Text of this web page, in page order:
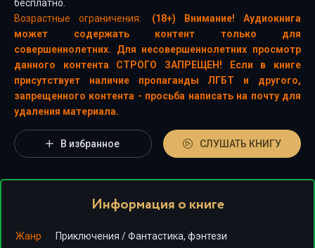
бесплатно.
Возрастные ограничения:
(18+) Внимание! Аудиокнига
может содержать контент только для
совершеннолетних. Для несовершеннолетних просмотр
данного контента СТРОГО ЗАПРЕЩЕН! Если в книге
присутствует наличие пропаганды ЛГБТ и другого,
запрещенного контента - просьба написать на почту для
удаления материала.
В избранное СЛУШАТЬ КНИГУ
Информация о книге
Жанр Приключения /Фантастика, фэнтези